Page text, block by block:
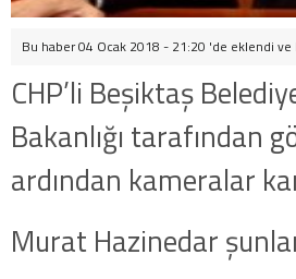
Bu haber 04 Ocak 2018 - 21:20 'de eklendi ve
CHP’li Beşiktaş
Bakanlığı tarafından
ardından kameralar
Murat Hazinedar